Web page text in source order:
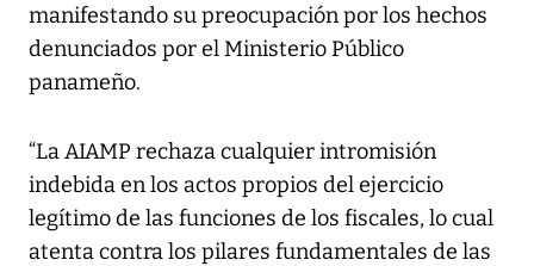
manifestando su preocupación por los hechos
denunciados por el Ministerio Público
panameño.
“La AIAMP rechaza cualquier intromisión
indebida en los actos propios del ejercicio
legítimo de las funciones de los fiscales, lo cual
atenta contra los pilares fundamentales de las